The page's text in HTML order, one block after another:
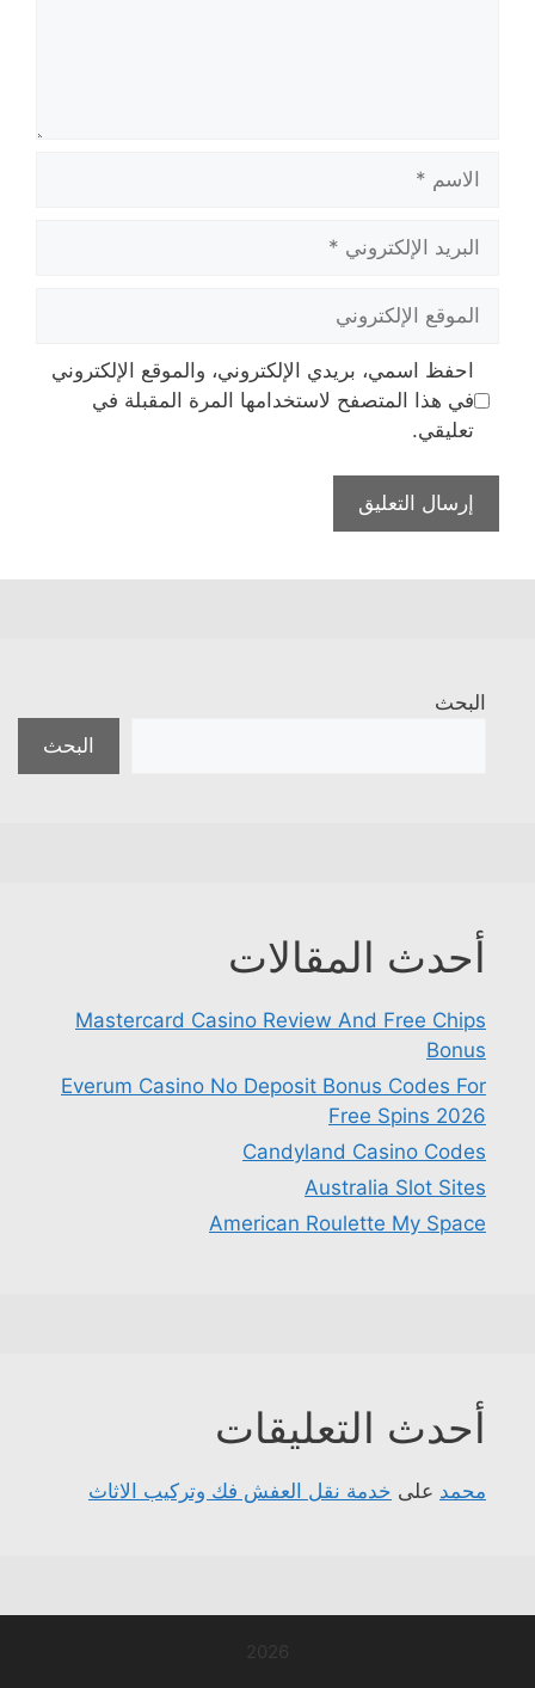
الإلكتروني
الإلكتروني
احفظ اسمي، بريدي الإلكتروني، والموقع الإلكتروني
في هذا المتصفح لاستخدامها المرة المقبلة في
تعليقي.
البحث
البحث
أحدث المقالات
Mastercard Casino Review And Free Chips
Bonus
Everum Casino No Deposit Bonus Codes For
Free Spins 2026
Candyland Casino Codes
Australia Slot Sites
American Roulette My Space
أحدث التعليقات
محمد على خدمة نقل العفش فك وتركيب الاثاث
2026